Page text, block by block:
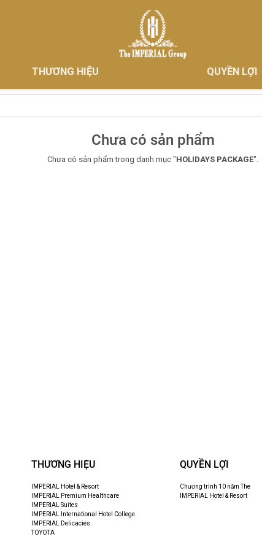
THƯƠNG HIỆU QUYỀN LỢI
Chưa có sản phẩm
Chưa có sản phẩm trong danh mục "HOLIDAYS PACKAGE".
THƯƠNG HIỆU
IMPERIAL Hotel & Resort
IMPERIAL Premium Healthcare
IMPERIAL Suites
IMPERIAL International Hotel College
IMPERIAL Delicacies
TOYOTA
QUYỀN LỢI
Chương trình 10 năm The
IMPERIAL Hotel & Resort